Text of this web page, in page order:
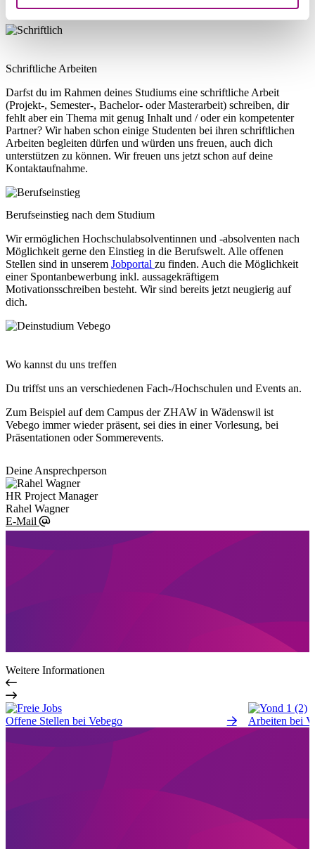
PowerPoint) setzen wir voraus.
Schriftliche Arbeiten
Darfst du im Rahmen deines Studiums eine schriftliche Arbeit
(Projekt-, Semester-, Bachelor- oder Masterarbeit) schreiben, dir
fehlt aber ein Thema mit genug Inhalt und / oder ein kompetenter
Partner? Wir haben schon einige Studenten bei ihren schriftlichen
Arbeiten begleiten dürfen und würden uns freuen, auch dich
unterstützen zu können. Wir freuen uns jetzt schon auf deine
Kontaktaufnahme.
Berufseinstieg nach dem Studium
Wir ermöglichen Hochschulabsolventinnen und -absolventen nach
Möglichkeit gerne den Einstieg in die Berufswelt. Alle offenen
Stellen sind in unserem Jobportal zu finden. Auch die Möglichkeit
einer Spontanbewerbung inkl. aussagekräftigem
Motivationsschreiben besteht. Wir sind bereits jetzt neugierig auf
dich.
Wo kannst du uns treffen
Du triffst uns an verschiedenen Fach-/Hochschulen und Events an.
Zum Beispiel auf dem Campus der ZHAW in Wädenswil ist
Vebego immer wieder präsent, sei dies in einer Vorlesung, bei
Präsentationen oder Sommerevents.
Deine Ansprechperson
HR Project Manager
Rahel Wagner
E-Mail
Weitere Informationen
Offene Stellen bei Vebego Arbeiten bei